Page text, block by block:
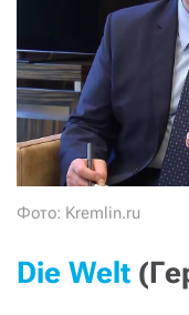
Фото: Kremlin.ru
Die Welt
Если у вас есть
звоните:
+7 (929) 612-03-68